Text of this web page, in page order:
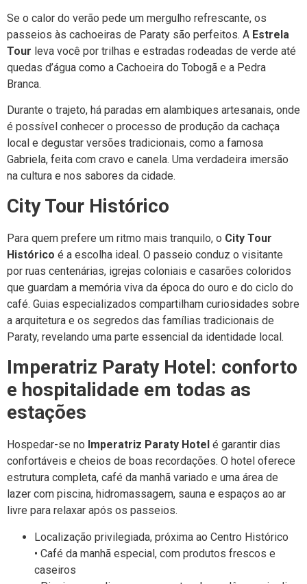
Se o calor do verão pede um mergulho refrescante, os
passeios às cachoeiras de Paraty são perfeitos. A Estrela
Tour leva você por trilhas e estradas rodeadas de verde até
quedas d’água como a Cachoeira do Tobogã e a Pedra
Branca.
Durante o trajeto, há paradas em alambiques artesanais, onde
é possível conhecer o processo de produção da cachaça
local e degustar versões tradicionais, como a famosa
Gabriela, feita com cravo e canela. Uma verdadeira imersão
na cultura e nos sabores da cidade.
City Tour Histórico
Para quem prefere um ritmo mais tranquilo, o City Tour
Histórico é a escolha ideal. O passeio conduz o visitante
por ruas centenárias, igrejas coloniais e casarões coloridos
que guardam a memória viva da época do ouro e do ciclo do
café. Guias especializados compartilham curiosidades sobre
a arquitetura e os segredos das famílias tradicionais de
Paraty, revelando uma parte essencial da identidade local.
Imperatriz Paraty Hotel: conforto
e hospitalidade em todas as
estações
Hospedar-se no Imperatriz Paraty Hotel é garantir dias
confortáveis e cheios de boas recordações. O hotel oferece
estrutura completa, café da manhã variado e uma área de
lazer com piscina, hidromassagem, sauna e espaços ao ar
livre para relaxar após os passeios.
Localização privilegiada, próxima ao Centro Histórico
• Café da manhã especial, com produtos frescos e
caseiros